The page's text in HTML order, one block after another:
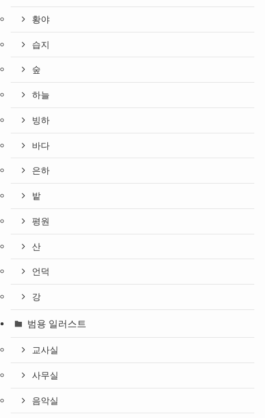
황야
습지
숲
하늘
빙하
바다
은하
밭
평원
산
언덕
강
범용 일러스트
교사실
사무실
음악실